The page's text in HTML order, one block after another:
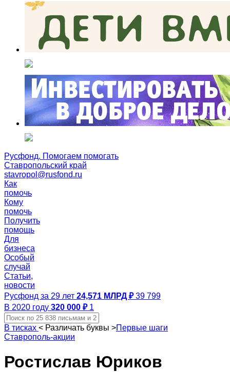
Русфонд. Помогаем помогать
Ставропольский край
stavropol@rusfond.ru
Как
помочь
Кому
помочь
Получить
помощь
Для
бизнеса
Особый
случай
Статьи,
новости
Русфонд за 29 лет 24,571 МЛРД ₽ 39 799
В 2020 году 320 000 ₽ 1
В тисках < Различать буквы >Первые шаги
Ставрополь-акции
Ростислав Юриков